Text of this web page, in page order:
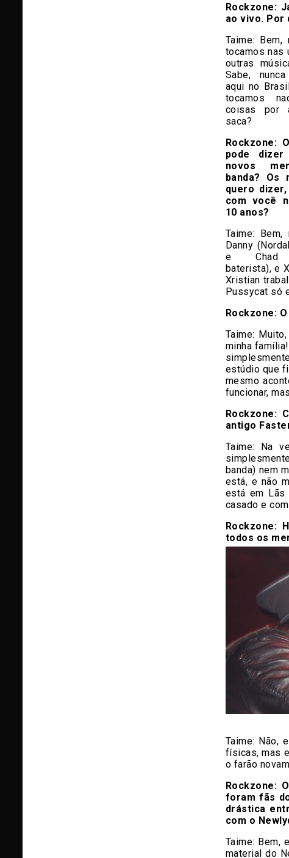
Rockzone:
ao vivo. Por
Taime: Bem,
tocamos nas
outras
Sabe,
aqui no
tocamos
coisas por
saca?
Rockzone:
pode
novos
banda? Os
quero
com você
10 anos?
Taime: Bem,
Danny
e Chad
baterista), e
Xristian
Pussycat só
Rockzone:
Taime:
minha
estúdio que
mesmo
funcionar,
Rockzone:
antigo
Taime: Na
banda) nem
está, e não
está em Lãs
casado e
Rockzone:
todos os
Taime: Não,
físicas, mas
o farão
Rockzone:
foram fãs
drástica
com o
Taime: Bem,
material do